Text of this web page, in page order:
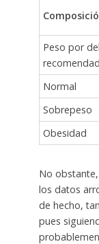
Peso por
Normal
Sobrepeso
Obesidad
No
los datos
de hecho,
pues